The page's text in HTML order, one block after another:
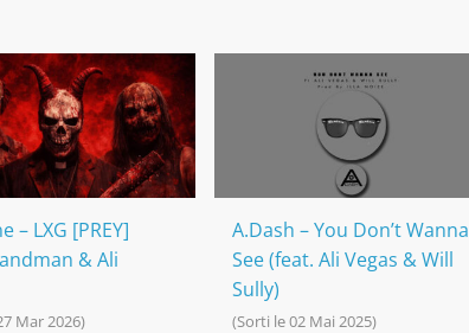
– LXG [PREY]
& Ali
Mar 2026)
A.Dash – You Don’t Wanna
See (feat. Ali Vegas & Will
Sully)
(Sorti le 02 Mai 2025)